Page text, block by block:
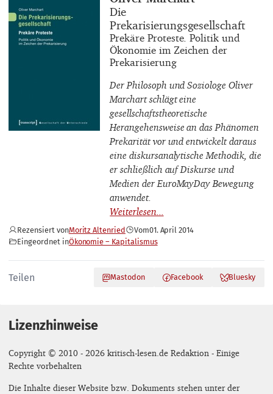
Buchtitel
Die
Prekarisierungsgesellschaft
Buchuntertitel
Prekäre Proteste. Politik und
Ökonomie im Zeichen der
Prekarisierung
Der Philosoph und Soziologe Oliver
Marchart schlägt eine
gesellschaftstheoretische
Herangehensweise an das Phänomen
Prekarität vor und entwickelt daraus
eine diskursanalytische Methodik, die
er schließlich auf Diskurse und
Medien der EuroMayDay Bewegung
anwendet.
Rezensiert vonMoritz Altenried Vom01. April 2014
Eingeordnet inÖkonomie – Kapitalismus
Teilen Mastodon Facebook Bluesky
Lizenzhinweise
Copyright © 2010 - 2026 kritisch-lesen.de Redaktion - Einige
Rechte vorbehalten
Die Inhalte dieser Website bzw. Dokuments stehen unter der